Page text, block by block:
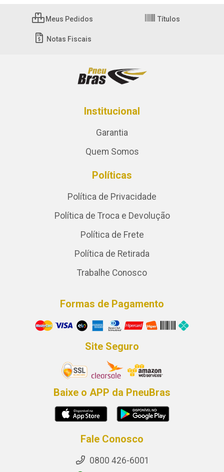
Meus Pedidos Títulos
Notas Fiscais
Institucional
Garantia
Quem Somos
Políticas
Política de Privacidade
Política de Troca e Devolução
Política de Frete
Política de Retirada
Trabalhe Conosco
Formas de Pagamento
Site Seguro
Baixe o APP da PneuBras
Fale Conosco
0800 426-6001